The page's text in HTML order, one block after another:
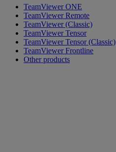
TeamViewer ONE
TeamViewer Remote
TeamViewer (Classic)
TeamViewer Tensor
TeamViewer Tensor (Classic)
TeamViewer Frontline
Other products